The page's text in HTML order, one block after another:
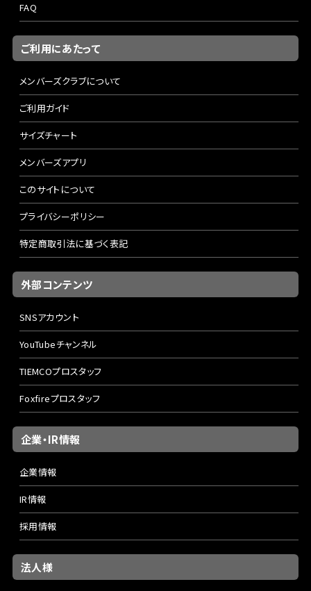
FAQ
ご利用にあたって
メンバーズクラブについて
ご利用ガイド
サイズチャート
メンバーズアプリ
このサイトについて
プライバシーポリシー
特定商取引法に基づく表記
外部コンテンツ
SNSアカウント
YouTubeチャンネル
TIEMCOプロスタッフ
Foxfireプロスタッフ
企業・IR情報
企業情報
IR情報
採用情報
法人様